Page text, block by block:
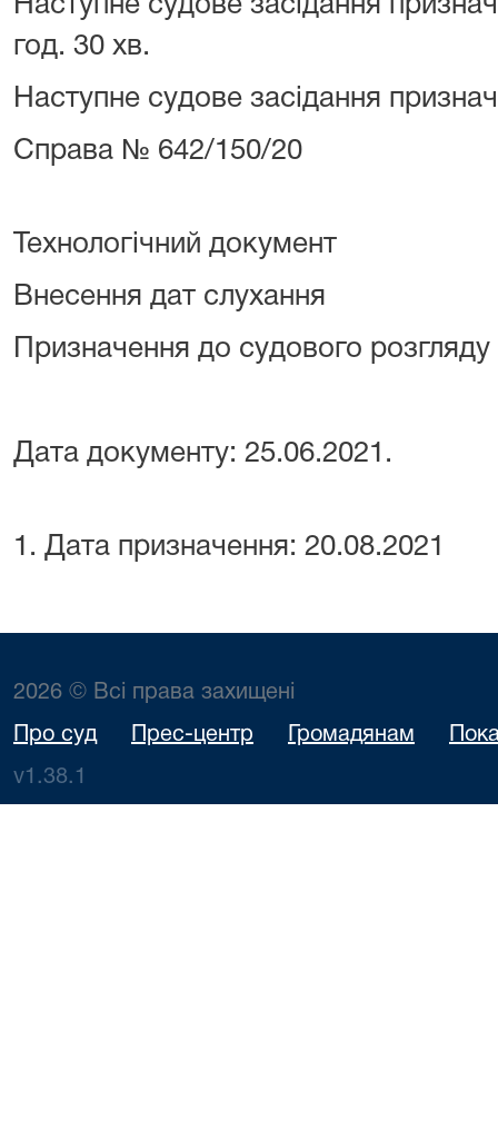
Наступне судове засідання
год. 30 хв.
Наступне судове засідання
Справа № 642/150/20
Технологічний документ
Внесення дат слухання
Призначення до судового розгляду
Дата документу: 25.06.2021 .
1. Дата призначення: 20.08.2021
2026 © Всі права захищені
Про суд Прес-центр Громадянам
v1.38.1